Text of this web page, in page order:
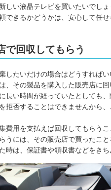
しい液晶テレビを買いたいでしょ
できるかどうかは、安心して任
で回収してもらう
したいだけの場合はどうすればい
、その製品を購入した販売店に回
長い時間が経っていたとしても
拒否することはできませんから
費用を支払えば回収してもらうこ
うには、その販売店で買ったこと
時は、保証書や領収書などをきち